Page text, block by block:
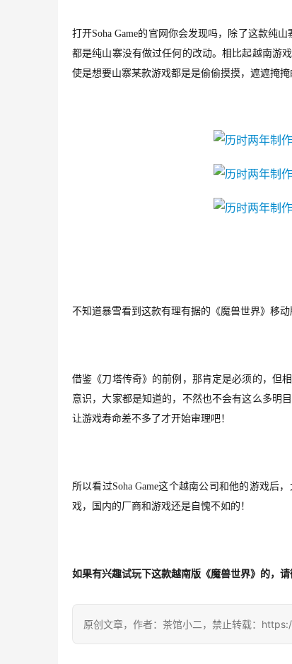
打开Soha Game的官网你会发现吗，除了这款纯
都是纯山寨没有做过任何的改动。相比起越南游
使是想要山寨某款游戏都是是偷偷摸摸，遮遮掩
不知道暴雪看到这款有理有据的《魔兽世界》移动
借鉴《刀塔传奇》的前例， 那肯定是必须的，但
意识 ，大家都是知道的， 不然也不会有这么多明
让游戏寿命差不多了才开始审理吧！
所以看过Soha Game这个越南公司和他的游戏后
戏，国内的厂商和游戏还是自愧不如的！
如果有兴趣试玩下这款越南版《魔兽世界》的，请
原创文章，作者：茶馆小二，禁止转载：